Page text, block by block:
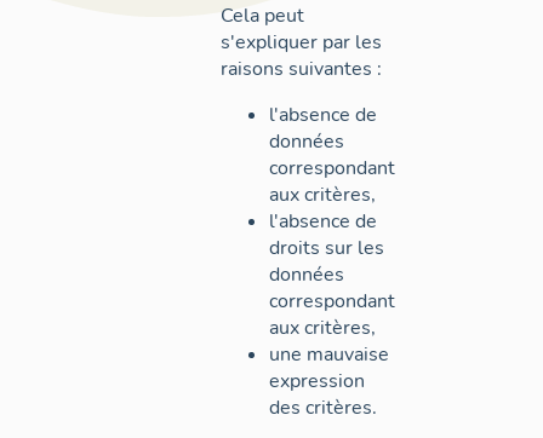
Cela peut
s'expliquer par les
raisons suivantes :
l'absence de
données
correspondant
aux critères,
l'absence de
droits sur les
données
correspondant
aux critères,
une mauvaise
expression
des critères.